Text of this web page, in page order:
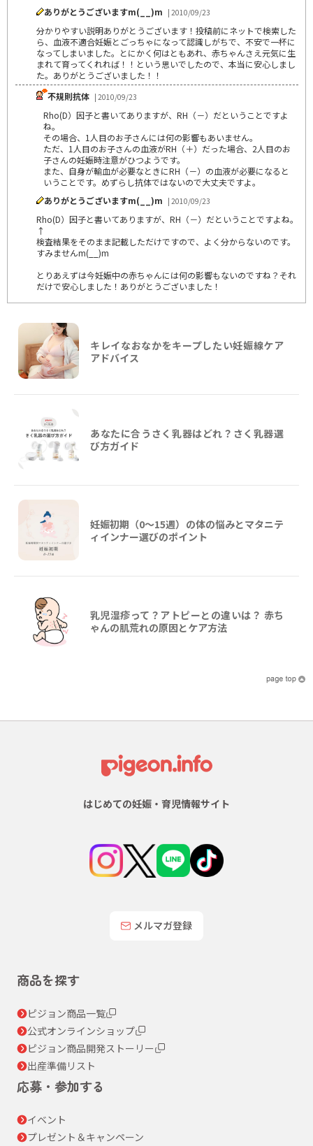
ありがとうございますm(__)m | 2010/09/23
分かりやすい説明ありがとうございます！投稿前にネットで検索した
ら、血液不適合妊娠とごっちゃになって認識しがちで、不安で一杯に
なってしまいました。とにかく何はともあれ、赤ちゃんさえ元気に生
まれて育ってくれれば！！という思いでしたので、本当に安心しまし
た。ありがとうございました！！
不規則抗体 | 2010/09/23
Rho(D）因子と書いてありますが、RH（－）だということですよ
ね。
その場合、1人目のお子さんには何の影響もあいません。
ただ、1人目のお子さんの血液がRH（＋）だった場合、2人目のお
子さんの妊娠時注意がひつようです。
また、自身が輸血が必要なときにRH（－）の血液が必要になると
いうことです。めずらし抗体ではないので大丈夫ですよ。
ありがとうございますm(__)m | 2010/09/23
Rho(D）因子と書いてありますが、RH（－）だということですよね。
↑
検査結果をそのまま記載しただけですので、よく分からないのです。
すみませんm(__)m
とりあえずは今妊娠中の赤ちゃんには何の影響もないのですね？それ
だけで安心しました！ありがとうございました！
キレイなおなかをキープしたい妊娠線ケア
アドバイス
あなたに合うさく乳器はどれ？さく乳器選
び方ガイド
妊娠初期（0〜15週）の体の悩みとマタニテ
ィインナー選びのポイント
乳児湿疹って？アトピーとの違いは？ 赤ち
ゃんの肌荒れの原因とケア方法
はじめての妊娠・育児情報サイト
メルマガ登録
商品を探す
ピジョン商品一覧
公式オンラインショップ
ピジョン商品開発ストーリー
出産準備リスト
応募・参加する
イベント
プレゼント＆キャンペーン